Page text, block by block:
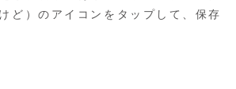
ど）のアイコンをタップして、保存